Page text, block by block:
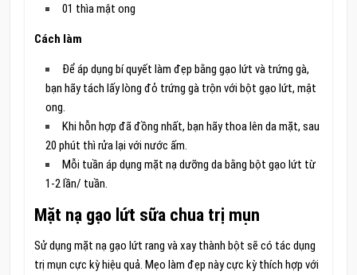
01 thìa mật ong
Cách làm
Để áp dụng bí quyết làm đẹp bằng gạo lứt và trứng gà,
bạn hãy tách lấy lòng đỏ trứng gà trộn với bột gạo lứt, mật
ong.
Khi hỗn hợp đã đồng nhất, bạn hãy thoa lên da mặt, sau
20 phút thì rửa lại với nước ấm.
Mỗi tuần áp dụng mặt nạ dưỡng da bằng bột gạo lứt từ
1-2 lần/ tuần.
Mặt nạ gạo lứt sữa chua trị mụn
Sử dụng mặt nạ gạo lứt rang và xay thành bột sẽ có tác dụng
trị mụn cực kỳ hiệu quả. Mẹo làm đẹp này cực kỳ thích hợp với